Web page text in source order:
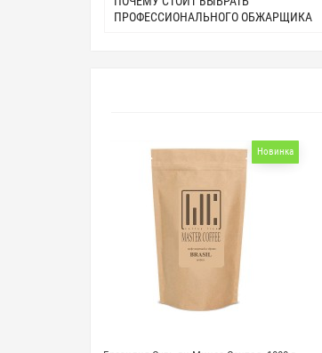
ПРОФЕССИОНАЛЬНОГО ОБЖАРЩИКА
Новинка